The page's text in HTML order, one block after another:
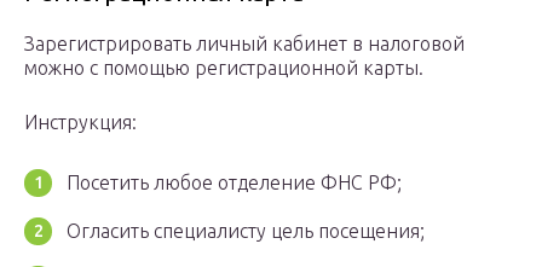
Зарегистрировать личный кабинет в налоговой
можно с помощью регистрационной карты.
Инструкция:
Посетить любое отделение ФНС РФ;
Огласить специалисту цель посещения;